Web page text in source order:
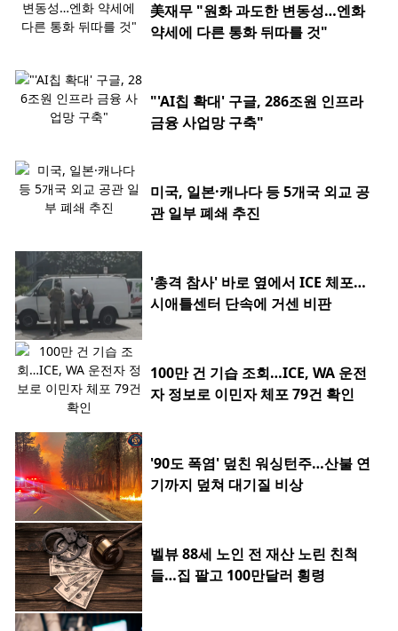
美재무 "원화 과도한 변동성…엔화
약세에 다른 통화 뒤따를 것"
"'AI칩 확대' 구글, 286조원 인프라
금융 사업망 구축"
미국, 일본·캐나다 등 5개국 외교 공
관 일부 폐쇄 추진
'총격 참사' 바로 옆에서 ICE 체포…
시애틀센터 단속에 거센 비판
100만 건 기습 조회…ICE, WA 운전
자 정보로 이민자 체포 79건 확인
'90도 폭염' 덮친 워싱턴주…산불 연
기까지 덮쳐 대기질 비상
벨뷰 88세 노인 전 재산 노린 친척
들…집 팔고 100만달러 횡령